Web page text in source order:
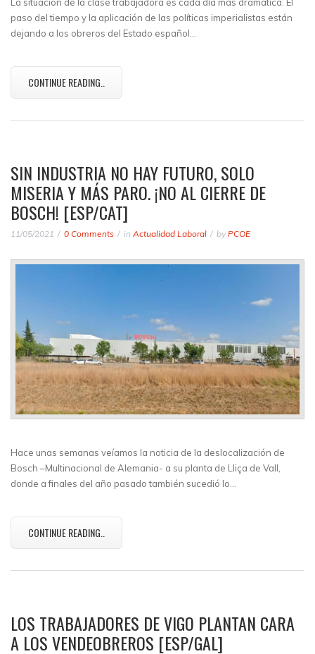
paso del tiempo y la aplicación de las políticas imperialistas están
dejando a los obreros del Estado español…
CONTINUE READING..
SIN INDUSTRIA NO HAY FUTURO, SOLO
MISERIA Y MÁS PARO. ¡NO AL CIERRE DE
BOSCH! [ESP/CAT]
11/05/2021 0 Comments in Actualidad Laboral by PCOE
Hace unas semanas veíamos la noticia de la deslocalización de
Bosch –Multinacional de Alemania- a su planta de Lliça de Vall,
donde a finales del año pasado también sucedió lo…
CONTINUE READING..
LOS TRABAJADORES DE VIGO PLANTAN CARA
A LOS VENDEOBREROS [ESP/GAL]